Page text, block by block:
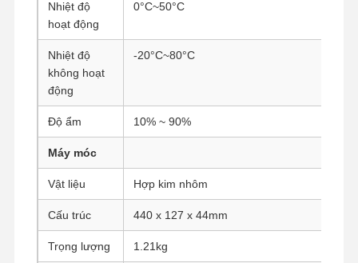
Tường lửa Mini PC
Máy tính mini công nghiệp
Máy tính gắn rack 1U
Máy tính mini POE
NAS Mini PC
Celeron Mini PC
Core Mini PC
Máy tính mini văn phòng
Nhiệt độ
hoạt động
0°C~50°C
Nhiệt độ
không hoạt
động
-20°C~80°C
Độ ẩm 10% ~ 90%
Máy móc
Vật liệu Hợp kim nhôm
Cấu trúc 440 x 127 x 44mm
Trọng lượng 1.21kg